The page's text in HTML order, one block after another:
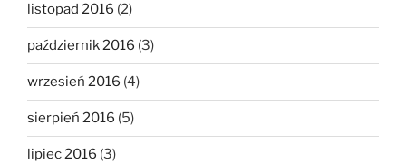
listopad 2016 (2)
październik 2016 (3)
wrzesień 2016 (4)
sierpień 2016 (5)
lipiec 2016 (3)